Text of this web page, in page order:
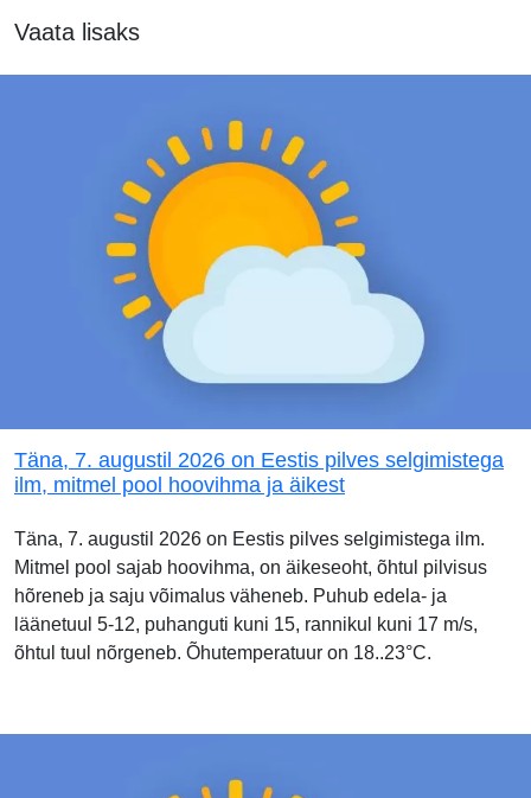
Vaata lisaks
Täna, 7. augustil 2026 on Eestis pilves selgimistega
ilm, mitmel pool hoovihma ja äikest
Täna, 7. augustil 2026 on Eestis pilves selgimistega ilm.
Mitmel pool sajab hoovihma, on äikeseoht, õhtul pilvisus
hõreneb ja saju võimalus väheneb. Puhub edela- ja
läänetuul 5-12, puhanguti kuni 15, rannikul kuni 17 m/s,
õhtul tuul nõrgeneb. Õhutemperatuur on 18..23°C.